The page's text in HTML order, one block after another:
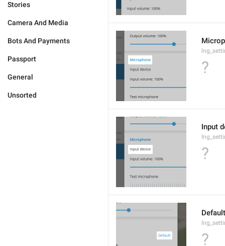
Stories
Camera And Media
Bots And Payments
Passport
General
Unsorted
?
Input
?
Default
?